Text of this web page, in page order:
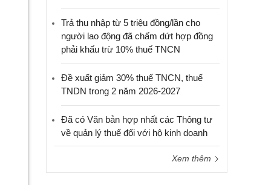
Trả thu nhập từ 5 triệu đồng/lần cho
người lao động đã chấm dứt hợp đồng
phải khấu trừ 10% thuế TNCN
Đề xuất giảm 30% thuế TNCN, thuế
TNDN trong 2 năm 2026-2027
Đã có Văn bản hợp nhất các Thông tư
về quản lý thuế đối với hộ kinh doanh
Xem thêm